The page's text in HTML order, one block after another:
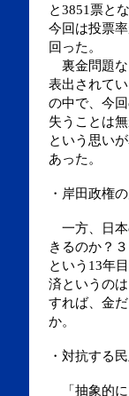
と3851票と
今回は投票
回った。
裏金問題な
表出されて
の中で、今
失うことは
という思い
あった。
・岸田政権
一方、日本
きるのか？
という13年
済というの
すれば、金
か。
・対抗する
「抽象的に